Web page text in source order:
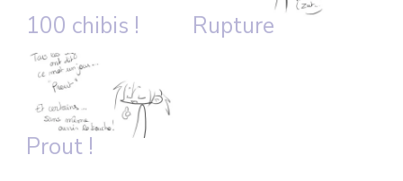
100 chibis ! Rupture
Prout !